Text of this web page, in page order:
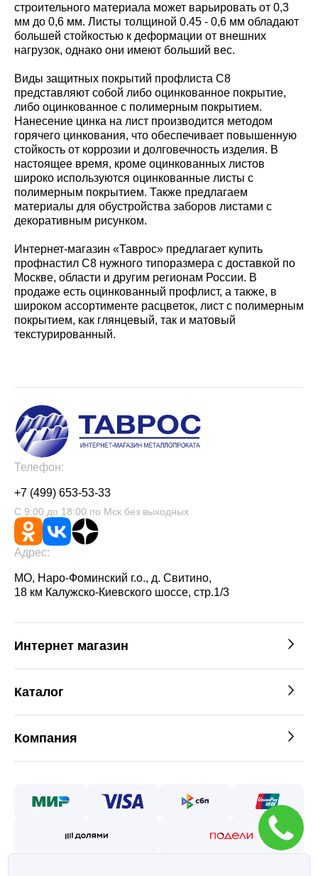
строительного материала может варьировать от 0,3
мм до 0,6 мм. Листы толщиной 0.45 - 0,6 мм обладают
большей стойкостью к деформации от внешних
нагрузок, однако они имеют больший вес.
Виды защитных покрытий профлиста С8
представляют собой либо оцинкованное покрытие,
либо оцинкованное с полимерным покрытием.
Нанесение цинка на лист производится методом
горячего цинкования, что обеспечивает повышенную
стойкость от коррозии и долговечность изделия. В
настоящее время, кроме оцинкованных листов
широко используются оцинкованные листы с
полимерным покрытием. Также предлагаем
материалы для обустройства заборов листами с
декоративным рисунком.
Интернет-магазин «Таврос» предлагает купить
профнастил С8 нужного типоразмера с доставкой по
Москве, области и другим регионам России. В
продаже есть оцинкованный профлист, а также, в
широком ассортименте расцветок, лист с полимерным
покрытием, как глянцевый, так и матовый
текстурированный.
Телефон:
+7 (499) 653-53-33
С 9:00 до 18:00 по Мск без выходных
Адрес:
МО, Наро-Фоминский г.о., д. Свитино,
18 км Калужско-Киевского шоссе, стр.1/3
Интернет магазин
Каталог
Компания